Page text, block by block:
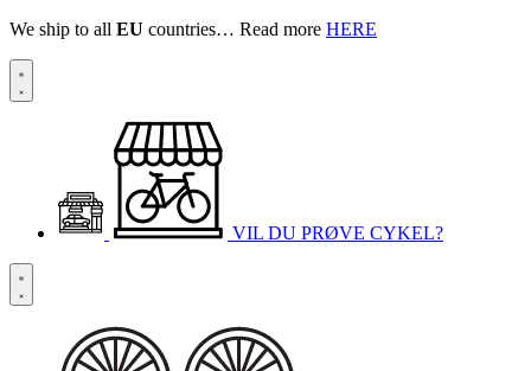
We ship to all EU countries… Read more HERE
VIL DU PRØVE CYKEL?